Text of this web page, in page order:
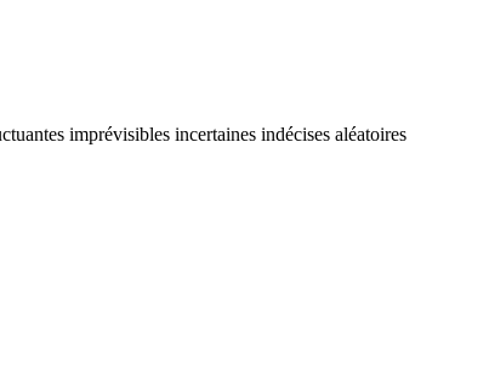
imprévisibles incertaines indécises aléatoires